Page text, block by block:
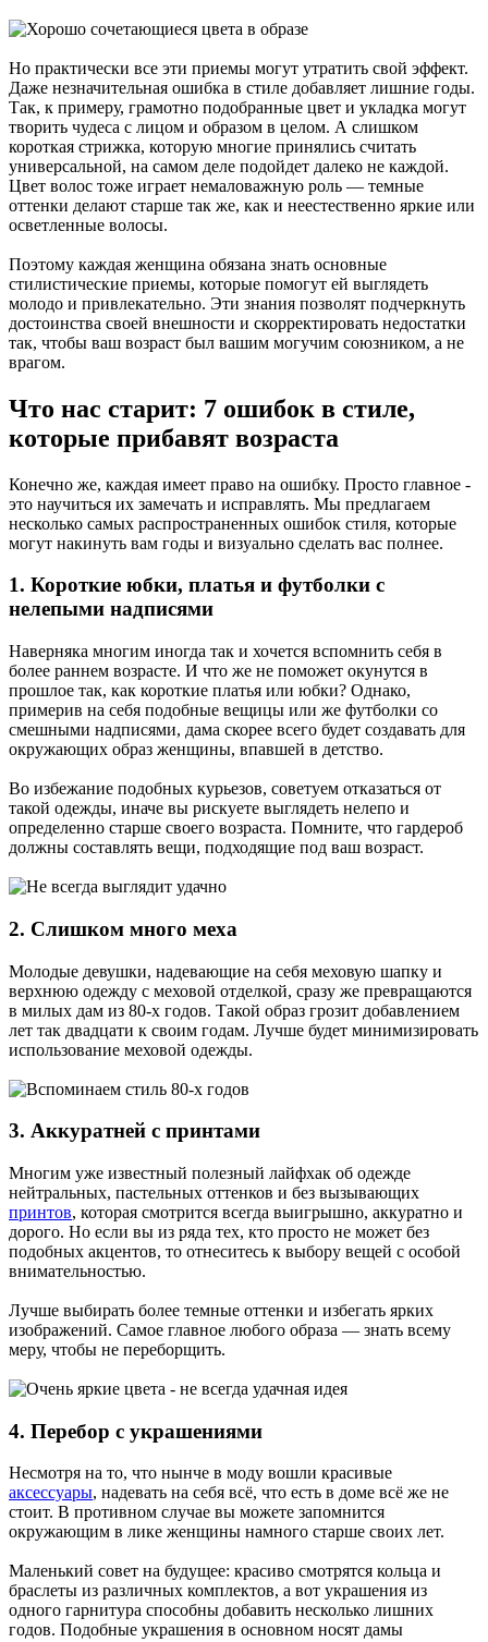
Но практически все эти приемы могут утратить свой эффект.
Даже незначительная ошибка в стиле добавляет лишние годы.
Так, к примеру, грамотно подобранные цвет и укладка могут
творить чудеса с лицом и образом в целом. А слишком
короткая стрижка, которую многие принялись считать
универсальной, на самом деле подойдет далеко не каждой.
Цвет волос тоже играет немаловажную роль — темные
оттенки делают старше так же, как и неестественно яркие или
осветленные волосы.
Поэтому каждая женщина обязана знать основные
стилистические приемы, которые помогут ей выглядеть
молодо и привлекательно. Эти знания позволят подчеркнуть
достоинства своей внешности и скорректировать недостатки
так, чтобы ваш возраст был вашим могучим союзником, а не
врагом.
Что нас старит: 7 ошибок в стиле,
которые прибавят возраста
Конечно же, каждая имеет право на ошибку. Просто главное -
это научиться их замечать и исправлять. Мы предлагаем
несколько самых распространенных ошибок стиля, которые
могут накинуть вам годы и визуально сделать вас полнее.
1. Короткие юбки, платья и футболки с
нелепыми надписями
Наверняка многим иногда так и хочется вспомнить себя в
более раннем возрасте. И что же не поможет окунутся в
прошлое так, как короткие платья или юбки? Однако,
примерив на себя подобные вещицы или же футболки со
смешными надписями, дама скорее всего будет создавать для
окружающих образ женщины, впавшей в детство.
Во избежание подобных курьезов, советуем отказаться от
такой одежды, иначе вы рискуете выглядеть нелепо и
определенно старше своего возраста. Помните, что гардероб
должны составлять вещи, подходящие под ваш возраст.
2. Слишком много меха
Молодые девушки, надевающие на себя меховую шапку и
верхнюю одежду с меховой отделкой, сразу же превращаются
в милых дам из 80-х годов. Такой образ грозит добавлением
лет так двадцати к своим годам. Лучше будет минимизировать
использование меховой одежды.
3. Аккуратней с принтами
Многим уже известный полезный лайфхак об одежде
нейтральных, пастельных оттенков и без вызывающих
принтов, которая смотрится всегда выигрышно, аккуратно и
дорого. Но если вы из ряда тех, кто просто не может без
подобных акцентов, то отнеситесь к выбору вещей с особой
внимательностью.
Лучше выбирать более темные оттенки и избегать ярких
изображений. Самое главное любого образа — знать всему
меру, чтобы не переборщить.
4. Перебор с украшениями
Несмотря на то, что нынче в моду вошли красивые
аксессуары, надевать на себя всё, что есть в доме всё же не
стоит. В противном случае вы можете запомнится
окружающим в лике женщины намного старше своих лет.
Маленький совет на будущее: красиво смотрятся кольца и
браслеты из различных комплектов, а вот украшения из
одного гарнитура способны добавить несколько лишних
годов. Подобные украшения в основном носят дамы